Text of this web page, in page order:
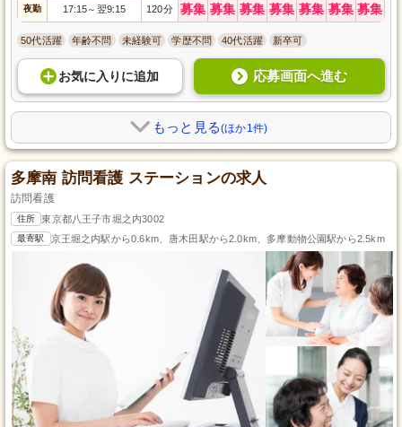
夜勤 17:15～ 翌9:15 120分 募集 募集 募集 募集 募集 募集 募集
50代活躍 年齢不問 未経験可 学歴不問 40代活躍 新卒可
お気に入り に追加 応募画面へ進む
もっと見る(ほか1件)
多摩南 訪問看護 ステーションの求人
訪問看護
住所 東京都八王子市堀之内3002
最寄駅 京王堀之内駅から0.6km、唐木田駅から2.0km、多摩動物公園駅から2.5km